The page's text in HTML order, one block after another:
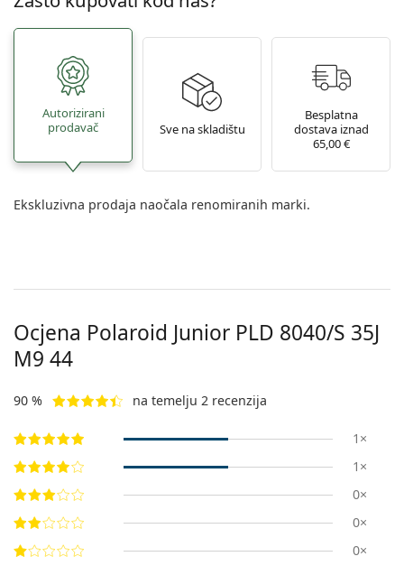
Autorizirani
prodavač
Sve na skladištu
Besplatna
dostava iznad
65,00 €
Ekskluzivna prodaja naočala renomiranih marki.
Ocjena Polaroid Junior PLD 8040/S 35J
M9 44
90 % na temelju 2 recenzija
1×
1×
0×
0×
0×